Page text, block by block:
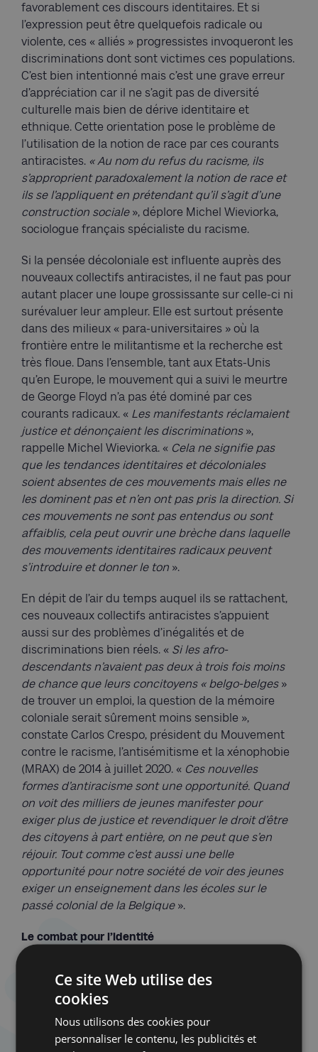
favorablement ces discours identitaires. Et si
l’expression peut être quelquefois radicale ou
violente, ces « alliés » progressistes invoqueront les
discriminations dont sont victimes ces populations.
C’est bien intentionné mais c’est une grave erreur
d’appréciation car il ne s’agit pas de diversité
culturelle mais bien de dérive identitaire et
ethnique. Cette orientation pose le problème de
l’utilisation de la notion de race par ces courants
antiracistes. « Au nom du refus du racisme, ils
s’approprient paradoxalement la notion de race et
ils se l’appliquent en prétendant qu’il s’agit d’une
construction sociale», déplore Michel Wieviorka,
sociologue français spécialiste du racisme.
Si la pensée décoloniale est influente auprès des
nouveaux collectifs antiracistes, il ne faut pas pour
autant placer une loupe grossissante sur celle-ci ni
surévaluer leur ampleur. Elle est surtout présente
dans des milieux « para-universitaires » où la
frontière entre le militantisme et la recherche est
très floue. Dans l’ensemble, tant aux Etats-Unis
qu’en Europe, le mouvement qui a suivi le meurtre
de George Floyd n’a pas été dominé par ces
courants radicaux. « Les manifestants réclamaient
justice et dénonçaient les discriminations»,
rappelle Michel Wieviorka. « Cela ne signifie pas
que les tendances identitaires et décoloniales
soient absentes de ces mouvements mais elles ne
les dominent pas et n’en ont pas pris la direction. Si
ces mouvements ne sont pas entendus ou sont
affaiblis, cela peut ouvrir une brèche dans laquelle
des mouvements identitaires radicaux peuvent
s’introduire et donner le ton ».
En dépit de l’air du temps auquel ils se rattachent,
ces nouveaux collectifs antiracistes s’appuient
aussi sur des problèmes d’inégalités et de
discriminations bien réels. « Si les afro-
descendants n’avaient pas deux à trois fois moins
de chance que leurs concitoyens « belgo-belges»
de trouver un emploi, la question de la mémoire
coloniale serait sûrement moins sensible »,
constate Carlos Crespo, président du Mouvement
contre le racisme, l’antisémitisme et la xénophobie
(MRAX) de 2014 à juillet 2020. « Ces nouvelles
formes d’antiracisme sont une opportunité. Quand
on voit des milliers de jeunes manifester pour
exiger plus de justice et revendiquer le droit d’être
des citoyens à part entière, on ne peut que s’en
réjouir. Tout comme c’est aussi une belle
opportunité pour notre société de voir des jeunes
exiger un enseignement dans les écoles sur le
passé colonial de la Belgique».
Le combat pour l’identité
issus de l’immigration s’impliquent activement
dans la lutte antiraciste et que cet apport de sang
neuf vienne redynamiser l’antiracisme. Mais ces
nouveaux collectifs antiracistes succombent
Ce site Web utilise des
cookies
Nous utilisons des cookies pour
personnaliser le contenu, les publicités et